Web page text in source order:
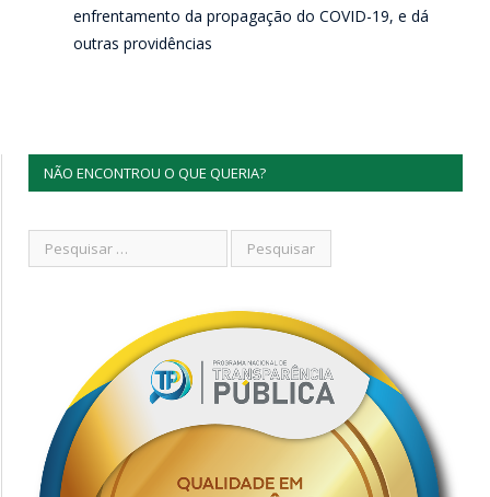
enfrentamento da propagação do COVID-19, e dá
outras providências
NÃO ENCONTROU O QUE QUERIA?